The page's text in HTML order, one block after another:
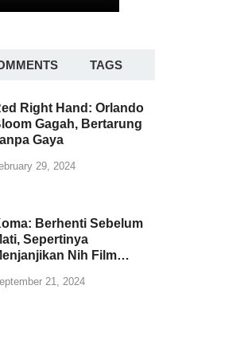
TAGS
Right Hand: Orlando
Gagah, Bertarung
Gaya
29, 2024
Berhenti Sebelum
Sepertinya
Nih Film…
21, 2024